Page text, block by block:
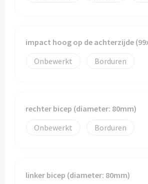
impact hoog op de achterzijde
Onbewerkt
Borduren
rechter bicep (diameter: 80mm)
Onbewerkt
Borduren
linker bicep (diameter: 80mm)